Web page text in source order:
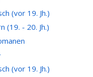
(vor 19. Jh.)
(19. - 20. Jh.)
(vor 19. Jh.)